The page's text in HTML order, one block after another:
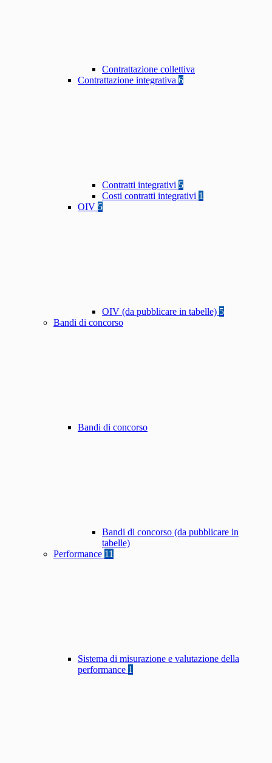
Contrattazione collettiva
Contrattazione integrativa 6
Contratti integrativi 5
Costi contratti integrativi 1
OIV 5
OIV (da pubblicare in tabelle) 5
Bandi di concorso
Bandi di concorso
Bandi di concorso (da pubblicare in
tabelle)
Performance 11
Sistema di misurazione e valutazione della
performance 1